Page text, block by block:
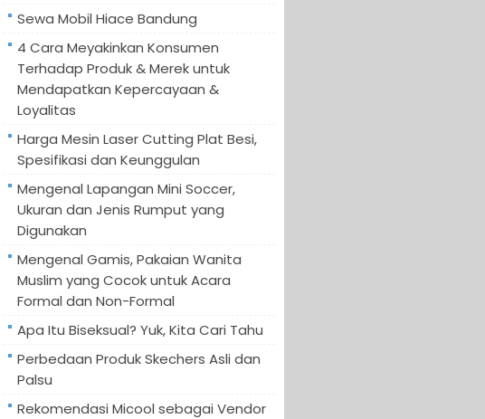
Sewa Mobil Hiace Bandung
4 Cara Meyakinkan Konsumen
Terhadap Produk & Merek untuk
Mendapatkan Kepercayaan &
Loyalitas
Harga Mesin Laser Cutting Plat Besi,
Spesifikasi dan Keunggulan
Mengenal Lapangan Mini Soccer,
Ukuran dan Jenis Rumput yang
Digunakan
Mengenal Gamis, Pakaian Wanita
Muslim yang Cocok untuk Acara
Formal dan Non-Formal
Apa Itu Biseksual? Yuk, Kita Cari Tahu
Perbedaan Produk Skechers Asli dan
Palsu
Rekomendasi Micool sebagai Vendor